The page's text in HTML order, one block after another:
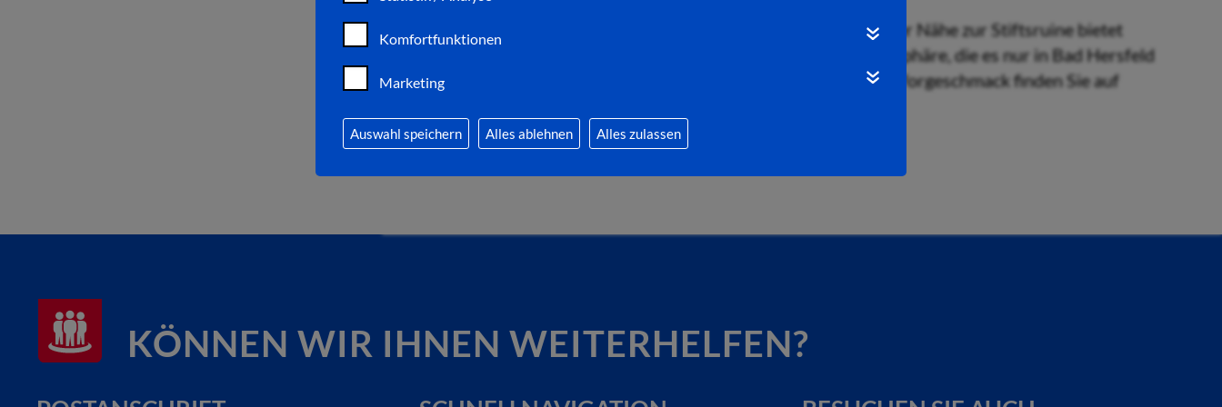
Komfortfunktionen
Marketing
Auswahl speichern Alles ablehnen Alles zulassen
Die von Heike Volkerts konzipierte Ausstellung in unmittelbarer Nähe zur Stiftsruine bietet
während des ganzen Jahres diese einzigartige Festspiel-Atmosphäre, die es nur in Bad Hersfeld
gibt. Inklusive Sternenhimmel und viel Historie. Einen kleinen Vorgeschmack finden Sie auf
Weitere Infos im Internet
KÖNNEN WIR IHNEN WEITERHELFEN?